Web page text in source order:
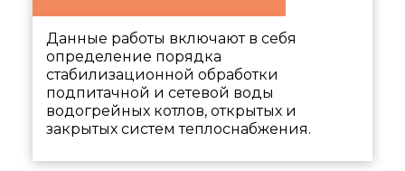
Данные работы включают в себя
определение порядка
стабилизационной обработки
подпитачной и сетевой воды
водогрейных котлов, открытых и
закрытых систем теплоснабжения.